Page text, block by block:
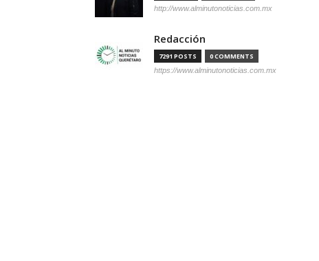
http://www.alminutonoticias.com.mx
Redacción
7291 POSTS 0 COMMENTS
https://www.alminutonoticias.com.mx